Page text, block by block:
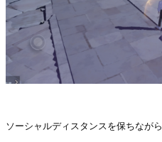
ソーシャルディスタンスを保ちながら